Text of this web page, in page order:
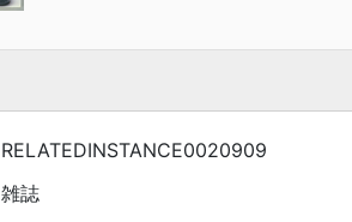
RELATEDINSTANCE0020909
雑誌